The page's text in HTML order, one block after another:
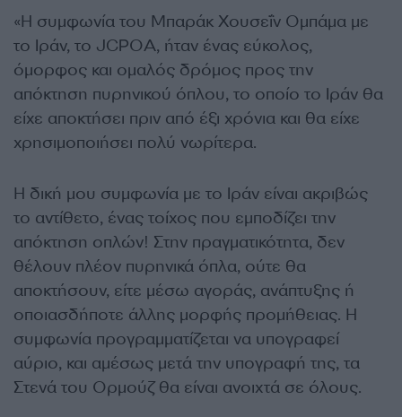
«Η συμφωνία του Μπαράκ Χουσεΐν Ομπάμα με
το Ιράν, το JCPOA, ήταν ένας εύκολος,
όμορφος και ομαλός δρόμος προς την
απόκτηση πυρηνικού όπλου, το οποίο το Ιράν θα
είχε αποκτήσει πριν από έξι χρόνια και θα είχε
χρησιμοποιήσει πολύ νωρίτερα.
Η δική μου συμφωνία με το Ιράν είναι ακριβώς
το αντίθετο, ένας τοίχος που εμποδίζει την
απόκτηση οπλών! Στην πραγματικότητα, δεν
θέλουν πλέον πυρηνικά όπλα, ούτε θα
αποκτήσουν, είτε μέσω αγοράς, ανάπτυξης ή
οποιασδήποτε άλλης μορφής προμήθειας. Η
συμφωνία προγραμματίζεται να υπογραφεί
αύριο, και αμέσως μετά την υπογραφή της, τα
Στενά του Ορμούζ θα είναι ανοιχτά σε όλους.